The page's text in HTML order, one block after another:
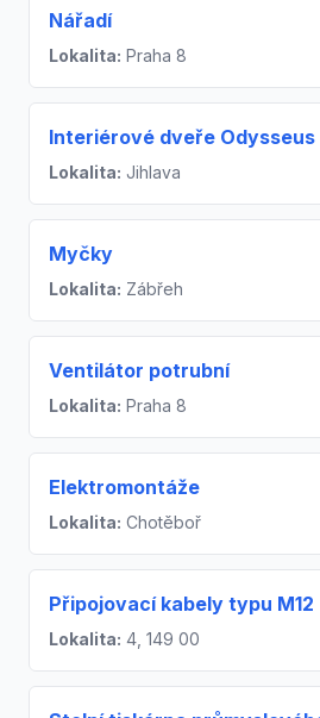
Nářadí
Lokalita: Praha 8
Interiérové dveře Odysseus
Lokalita: Jihlava
Myčky
Lokalita: Zábřeh
Ventilátor potrubní
Lokalita: Praha 8
Elektromontáže
Lokalita: Chotěboř
Připojovací kabely typu M12
Lokalita: 4, 149 00